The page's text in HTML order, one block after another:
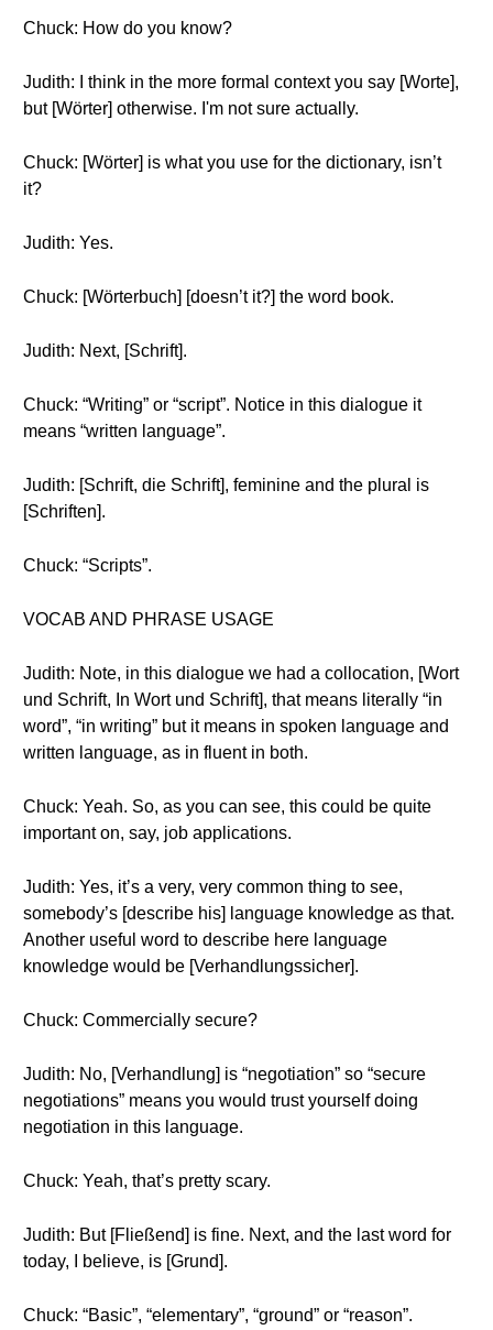
Chuck: How do you know?
Judith: I think in the more formal context you say [Worte],
but [Wörter] otherwise. I'm not sure actually.
Chuck: [Wörter] is what you use for the dictionary, isn’t
it?
Judith: Yes.
Chuck: [Wörterbuch] [doesn’t it?] the word book.
Judith: Next, [Schrift].
Chuck: “Writing” or “script”. Notice in this dialogue it
means “written language”.
Judith: [Schrift, die Schrift], feminine and the plural is
[Schriften].
Chuck: “Scripts”.
VOCAB AND PHRASE USAGE
Judith: Note, in this dialogue we had a collocation, [Wort
und Schrift, In Wort und Schrift], that means literally “in
word”, “in writing” but it means in spoken language and
written language, as in fluent in both.
Chuck: Yeah. So, as you can see, this could be quite
important on, say, job applications.
Judith: Yes, it’s a very, very common thing to see,
somebody’s [describe his] language knowledge as that.
Another useful word to describe here language
knowledge would be [Verhandlungssicher].
Chuck: Commercially secure?
Judith: No, [Verhandlung] is “negotiation” so “secure
negotiations” means you would trust yourself doing
negotiation in this language.
Chuck: Yeah, that’s pretty scary.
Judith: But [Fließend] is fine. Next, and the last word for
today, I believe, is [Grund].
Chuck: “Basic”, “elementary”, “ground” or “reason”.